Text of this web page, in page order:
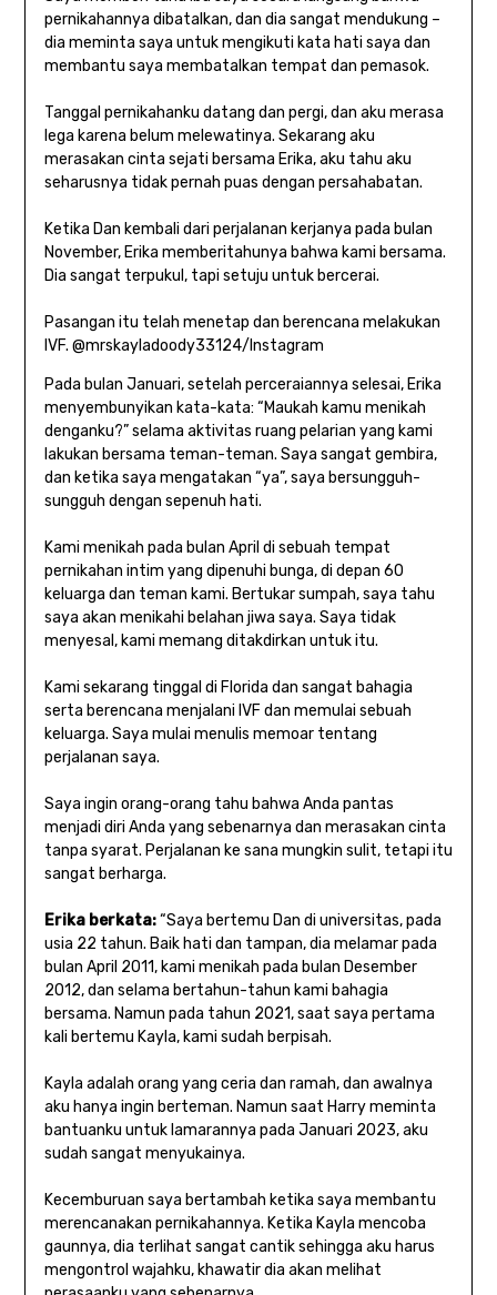
pernikahannya dibatalkan, dan dia sangat mendukung –
dia meminta saya untuk mengikuti kata hati saya dan
membantu saya membatalkan tempat dan pemasok.
Tanggal pernikahanku datang dan pergi, dan aku merasa
lega karena belum melewatinya. Sekarang aku
merasakan cinta sejati bersama Erika, aku tahu aku
seharusnya tidak pernah puas dengan persahabatan.
Ketika Dan kembali dari perjalanan kerjanya pada bulan
November, Erika memberitahunya bahwa kami bersama.
Dia sangat terpukul, tapi setuju untuk bercerai.
Pasangan itu telah menetap dan berencana melakukan
IVF. @mrskayladoody33124/Instagram
Pada bulan Januari, setelah perceraiannya selesai, Erika
menyembunyikan kata-kata: “Maukah kamu menikah
denganku?” selama aktivitas ruang pelarian yang kami
lakukan bersama teman-teman. Saya sangat gembira,
dan ketika saya mengatakan “ya”, saya bersungguh-
sungguh dengan sepenuh hati.
Kami menikah pada bulan April di sebuah tempat
pernikahan intim yang dipenuhi bunga, di depan 60
keluarga dan teman kami. Bertukar sumpah, saya tahu
saya akan menikahi belahan jiwa saya. Saya tidak
menyesal, kami memang ditakdirkan untuk itu.
Kami sekarang tinggal di Florida dan sangat bahagia
serta berencana menjalani IVF dan memulai sebuah
keluarga. Saya mulai menulis memoar tentang
perjalanan saya.
Saya ingin orang-orang tahu bahwa Anda pantas
menjadi diri Anda yang sebenarnya dan merasakan cinta
tanpa syarat. Perjalanan ke sana mungkin sulit, tetapi itu
sangat berharga.
Erika berkata:“Saya bertemu Dan di universitas, pada
usia 22 tahun. Baik hati dan tampan, dia melamar pada
bulan April 2011, kami menikah pada bulan Desember
2012, dan selama bertahun-tahun kami bahagia
bersama. Namun pada tahun 2021, saat saya pertama
kali bertemu Kayla, kami sudah berpisah.
Kayla adalah orang yang ceria dan ramah, dan awalnya
aku hanya ingin berteman. Namun saat Harry meminta
bantuanku untuk lamarannya pada Januari 2023, aku
sudah sangat menyukainya.
Kecemburuan saya bertambah ketika saya membantu
merencanakan pernikahannya. Ketika Kayla mencoba
gaunnya, dia terlihat sangat cantik sehingga aku harus
mengontrol wajahku, khawatir dia akan melihat